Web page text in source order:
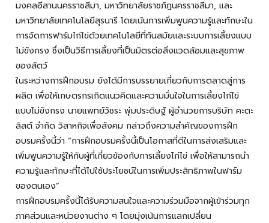
มงคลอีสานนครราชสีมา, มหาวิทยาลัยราชภัฎนครราชสีมา, และ
มหาวิทยาลัยเทคโนโลยีสุรนารี โดยเน้นการเพิ่มพูนความรู้และทักษะใน
การจัดการฟาร์มไก่ไข่ด้วยเทคโนโลยีที่ทันสมัยและระบบการเลี้ยงแบบ
ไม่ขังกรง ซึ่งเป็นวิธีการเลี้ยงที่เป็นมิตรต่อสิ่งแวดล้อมและสุขภาพ
ของสัตว์
ในระหว่างการฝึกอบรม ยังได้มีการบรรยายเกี่ยวกับการตลาดสู่การ
ผลิต เพื่อให้เกษตรกรเกิดแนวคิดและความมั่นใจในการเลี้ยงไก่ไข่
แบบไม่ขังกรง นายแพทย์วัชระ พุ่มประดิษฐ์ ผู้อำนวยการบริษัท คะตะ
ลิสต์ จำกัด วิสาหกิจเพื่อสังคม กล่าวถึงความสำคัญของการฝึก
อบรมครั้งนี้ว่า “การฝึกอบรมครั้งนี้เป็นโอกาสที่ดีในการส่งเสริมและ
เพิ่มพูนความรู้ให้กับผู้ที่เกี่ยวข้องกับการเลี้ยงไก่ไข่ เพื่อให้สามารถนำ
ความรู้และทักษะที่ได้ไปใช้ประโยชน์ในการเพิ่มประสิทธิภาพในฟาร์ม
ของตนเอง”
การฝึกอบรมครั้งนี้ได้รับความสนใจและความร่วมมือจากผู้เข้าร่วมทุก
ภาคส่วนและหน่วยงานต่าง ๆ โดยมุ่งเน้นการแลกเปลี่ยน